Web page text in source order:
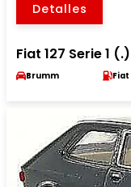
Detalles
Fiat 127 Serie 1
Brumm Fiat